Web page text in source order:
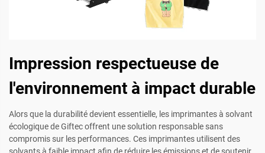
Impression respectueuse de
l'environnement à impact durable
Alors que la durabilité devient essentielle, les imprimantes à solvant
écologique de Giftec offrent une solution responsable sans
compromis sur les performances. Ces imprimantes utilisent des
solvants à faible impact afin de réduire les émissions et de soutenir